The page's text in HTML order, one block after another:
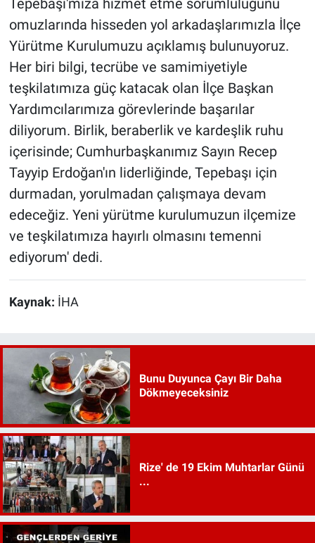
Tepebaşı'mıza hizmet etme sorumluluğunu
omuzlarında hisseden yol arkadaşlarımızla İlçe
Yürütme Kurulumuzu açıklamış bulunuyoruz.
Her biri bilgi, tecrübe ve samimiyetiyle
teşkilatımıza güç katacak olan İlçe Başkan
Yardımcılarımıza görevlerinde başarılar
diliyorum. Birlik, beraberlik ve kardeşlik ruhu
içerisinde; Cumhurbaşkanımız Sayın Recep
Tayyip Erdoğan'ın liderliğinde, Tepebaşı için
durmadan, yorulmadan çalışmaya devam
edeceğiz. Yeni yürütme kurulumuzun ilçemize
ve teşkilatımıza hayırlı olmasını temenni
ediyorum' dedi.
Kaynak: İHA
Bunu Duyunca Çayı Bir Daha
Dökmeyeceksiniz
Rize' de 19 Ekim Muhtarlar Günü
...